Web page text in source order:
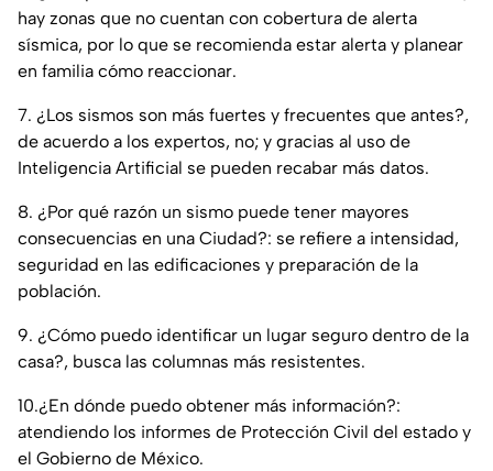
hay zonas que no cuentan con cobertura de alerta
sísmica, por lo que se recomienda estar alerta y planear
en familia cómo reaccionar.
7. ¿Los sismos son más fuertes y frecuentes que antes?,
de acuerdo a los expertos, no; y gracias al uso de
Inteligencia Artificial se pueden recabar más datos.
8. ¿Por qué razón un sismo puede tener mayores
consecuencias en una Ciudad?: se refiere a intensidad,
seguridad en las edificaciones y preparación de la
población.
9. ¿Cómo puedo identificar un lugar seguro dentro de la
casa?, busca las columnas más resistentes.
10.¿En dónde puedo obtener más información?:
atendiendo los informes de Protección Civil del estado y
el Gobierno de México.